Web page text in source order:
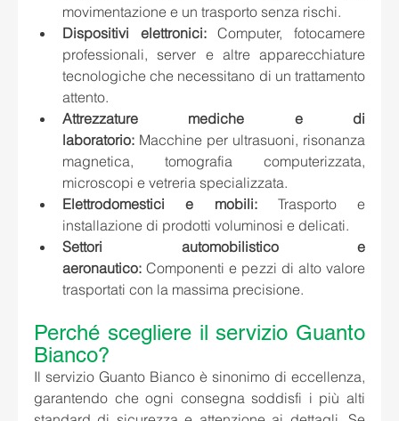
movimentazione e un trasporto senza rischi.
Dispositivi elettronici: Computer, fotocamere
professionali, server e altre apparecchiature
tecnologiche che necessitano di un trattamento
attento.
Attrezzature mediche e di
laboratorio: Macchine per ultrasuoni, risonanza
magnetica, tomografia computerizzata,
microscopi e vetreria specializzata.
Elettrodomestici e mobili: Trasporto e
installazione di prodotti voluminosi e delicati.
Settori automobilistico e
aeronautico: Componenti e pezzi di alto valore
trasportati con la massima precisione.
Perché scegliere il servizio Guanto
Bianco?
Il servizio Guanto Bianco è sinonimo di eccellenza,
garantendo che ogni consegna soddisfi i più alti